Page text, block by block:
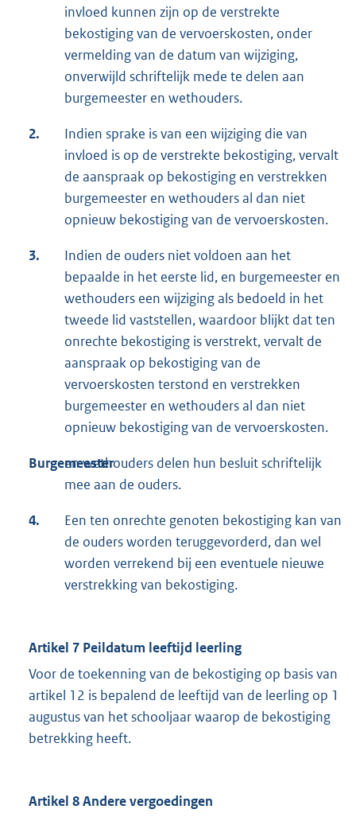
invloed kunnen zijn op de verstrekte
bekostiging van de vervoerskosten, onder
vermelding van de datum van wijziging,
onverwijld schriftelijk mede te delen aan
burgemeester en wethouders.
2.
Indien sprake is van een wijziging die van
invloed is op de verstrekte bekostiging, vervalt
de aanspraak op bekostiging en verstrekken
burgemeester en wethouders al dan niet
opnieuw bekostiging van de vervoerskosten.
3.
Indien de ouders niet voldoen aan het
bepaalde in het eerste lid, en burgemeester en
wethouders een wijziging als bedoeld in het
tweede lid vaststellen, waardoor blijkt dat ten
onrechte bekostiging is verstrekt, vervalt de
aanspraak op bekostiging van de
vervoerskosten terstond en verstrekken
burgemeester en wethouders al dan niet
opnieuw bekostiging van de vervoerskosten.
Burgemeester
en wethouders delen hun besluit schriftelijk
mee aan de ouders.
4.
Een ten onrechte genoten bekostiging kan van
de ouders worden teruggevorderd, dan wel
worden verrekend bij een eventuele nieuwe
verstrekking van bekostiging.
Artikel 7 Peildatum leeftijd leerling
Voor de toekenning van de bekostiging op basis van
artikel 12 is bepalend de leeftijd van de leerling op 1
augustus van het schooljaar waarop de bekostiging
betrekking heeft.
Artikel 8 Andere vergoedingen